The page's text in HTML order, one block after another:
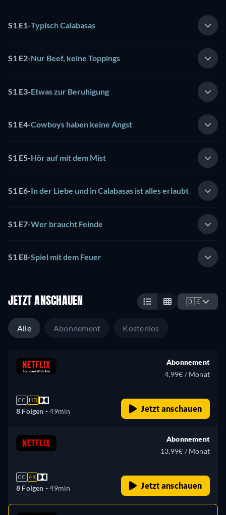
S1 E1-Typisch Calabasas
S1 E2-Nur Beef, keine Toppings
S1 E3-Etwas zur Beruhigung
S1 E4-Cowboys haben keine Angst
S1 E5-Hör auf mit dem Mist
S1 E6-In der Liebe und in Calabasas ist alles erlaubt
S1 E7-Wer braucht Feinde
S1 E8-Spiel mit dem Feuer
JETZT ANSCHAUEN 🇩🇪
Alle Abonnement Kostenlos
CC HD
8 Folgen -49min
Abonnement
4,99€ / Monat
Jetzt anschauen
CC 4K
8 Folgen -49min
Abonnement
13,99€ / Monat
Jetzt anschauen